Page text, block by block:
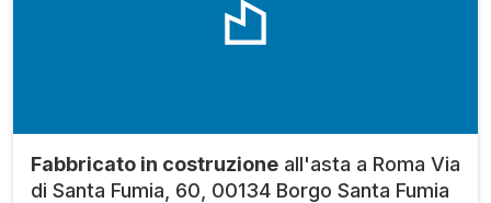
Fabbricato in costruzione all'asta a Roma Via
di Santa Fumia, 60, 00134 Borgo Santa Fumia